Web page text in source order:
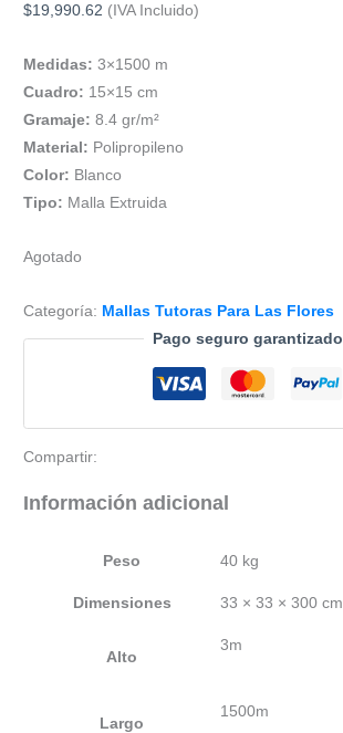
$19,990.62 (IVA Incluido)
Medidas:3×1500 m
Cuadro: 15×15 cm
Gramaje: 8.4 gr/m²
Material: Polipropileno
Color: Blanco
Tipo: Malla Extruida
Agotado
Categoría: Mallas Tutoras Para Las Flores
Pago seguro garantizado
Compartir:
Información adicional
Peso 40 kg
Dimensiones 33 × 33 × 300 cm
Alto
3m
Largo
1500m